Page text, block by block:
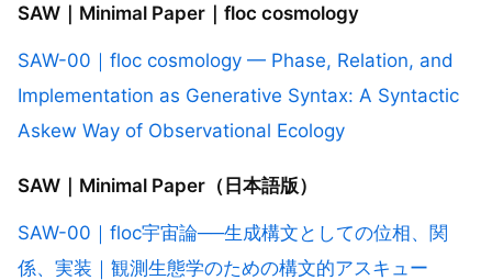
SAW｜Minimal Paper｜floc cosmology
SAW-00｜floc cosmology — Phase, Relation, and
Implementation as Generative Syntax: A Syntactic
Askew Way of Observational Ecology
SAW｜Minimal Paper （日本語版）
SAW-00｜floc宇宙論──生成構文としての位相、関
係、実装｜観測生態学のための構文的アスキュー